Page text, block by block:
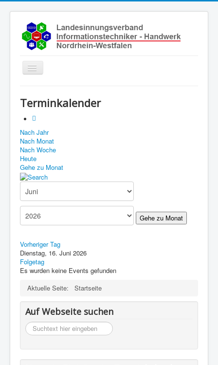
Toggle
Aktuelles
Leistungen
Ausbildung
Fachbetriebe
Unsere Kontaktdaten
Links
Impressum
Datenschutz
Terminkalender
Nach Jahr
Nach Monat
Nach Woche
Heute
Gehe zu Monat
Gehe zu Monat
Vorheriger Tag
Dienstag, 16. Juni 2026
Folgetag
Es wurden keine Events gefunden
Aktuelle Seite:
Startseite
Auf Webseite suchen
suchen